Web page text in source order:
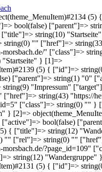
bool(false) ["parent"]=>
string(10)
string(0) "" ["href"]=>
morsbach.de/" ["class"]=>
} [1]=>
(5) { ["id"]=>
["parent"]=> string(1) "0"
"Impressum"
string(43) "https://
["class"]=> string(0) "" }
} [2]=>
bool(false)
{ ["title"]=> string(12)
"" ["rel"]=> string(0) ""
morsbach.de/?page_id=109"
string(12) "Wandergruppe"
(5) { ["id"]=>